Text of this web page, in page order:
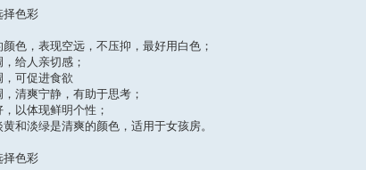
择色彩
色，表现空远，不压抑，最好用白色；
给人亲切感；
可促进食欲
清爽宁静，有助于思考；
以体现鲜明个性；
和淡绿是清爽的颜色，适用于女孩房。
择色彩